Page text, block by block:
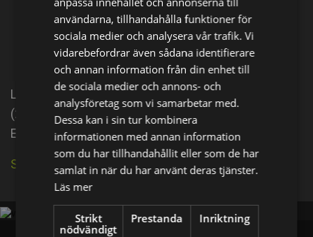
Facebook X E-postadress
Linn Gottfridsson is known for Arne Dahl: Mörkertal
(2015), I taket lyser stjärnorna (2009) and
Enkelstöten (2017).
Se källa på IMDb
användarna, tillhandahålla funktioner för
sociala medier och analysera vår trafik. Vi
vidarebefordrar även sådana identifierare
och annan information från din enhet till
de sociala medier och annons- och
analysföretag som vi samarbetar med.
Dessa kan i sin tur kombinera
informationen med annan information
som du har tillhandahållit eller som de har
samlat in när du har använt deras tjänster.
Läs mer
Strikt
nödvändigt
Prestanda Inriktning